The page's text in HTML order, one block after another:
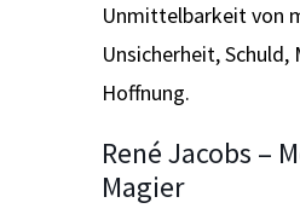
Unmittelbarkeit von
Unsicherheit,
Hoffnung.
René Jacobs –
Magier